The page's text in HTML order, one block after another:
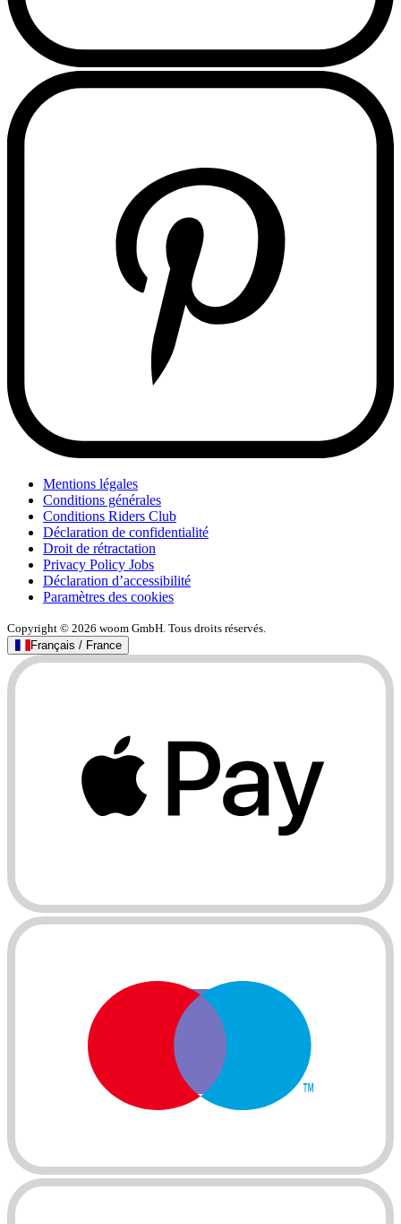
Mentions légales
Conditions générales
Conditions Riders Club
Déclaration de confidentialité
Droit de rétractation
Privacy Policy Jobs
Déclaration d’accessibilité
Paramètres des cookies
Copyright © 2026 woom GmbH. Tous droits réservés.
Français / France